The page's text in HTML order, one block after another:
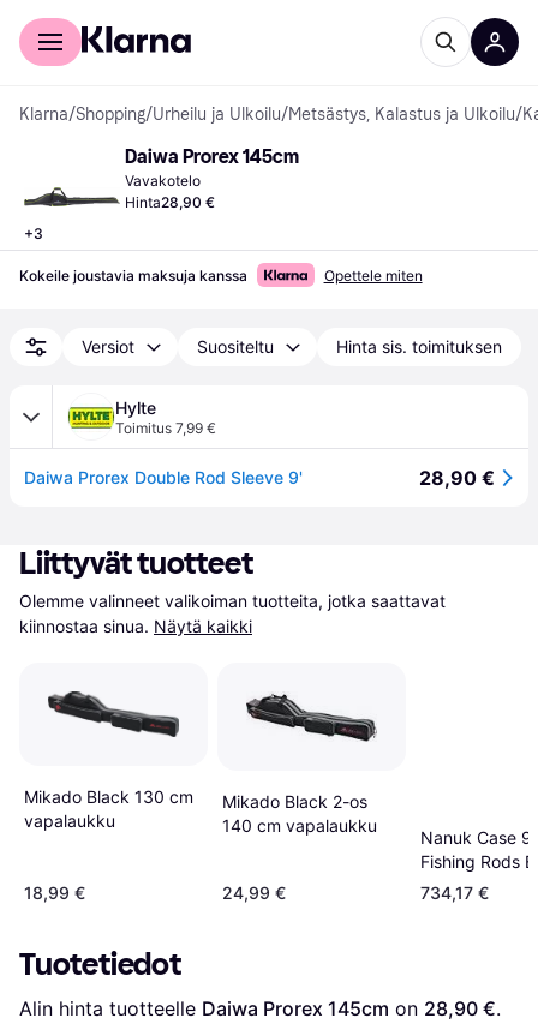
Kuluttajille
Klarna/Shopping/Urheilu ja Ulkoilu/Metsästys, Kalastus ja Ulkoilu/
+3
Daiwa Prorex 145cm
Vavakotelo
Hinta28,90 €
Kokeile joustavia maksuja kanssa Opettele miten
Versiot Suositeltu Hinta sis. toimituksen
Hylte
Toimitus 7,99 €
Daiwa Prorex Double Rod Sleeve 9' 28,90 €
Liittyvät tuotteet
Olemme valinneet valikoiman tuotteita, jotka saattavat
kiinnostaa sinua. Näytä kaikki
Mikado Black 130 cm
vapalaukku
18,99 €
Mikado Black 2-os
140 cm vapalaukku
24,99 €
Nanuk Case
Fishing Rods
734,17 €
Tuotetiedot
Alin hinta tuotteelle Daiwa Prorex 145cm on 28,90 €.